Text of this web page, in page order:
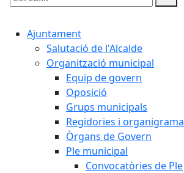
Cercar:
Ajuntament
Salutació de l'Alcalde
Organització municipal
Equip de govern
Oposició
Grups municipals
Regidories i organigrama
Òrgans de Govern
Ple municipal
Convocatòries de Ple